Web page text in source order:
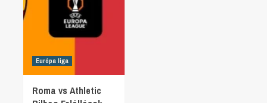
Európa liga
Roma vs Athletic